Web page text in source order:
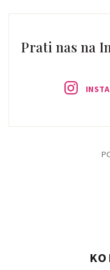
Prati nas na